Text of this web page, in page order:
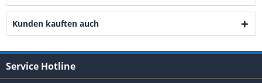
Kunden kauften auch
Service Hotline